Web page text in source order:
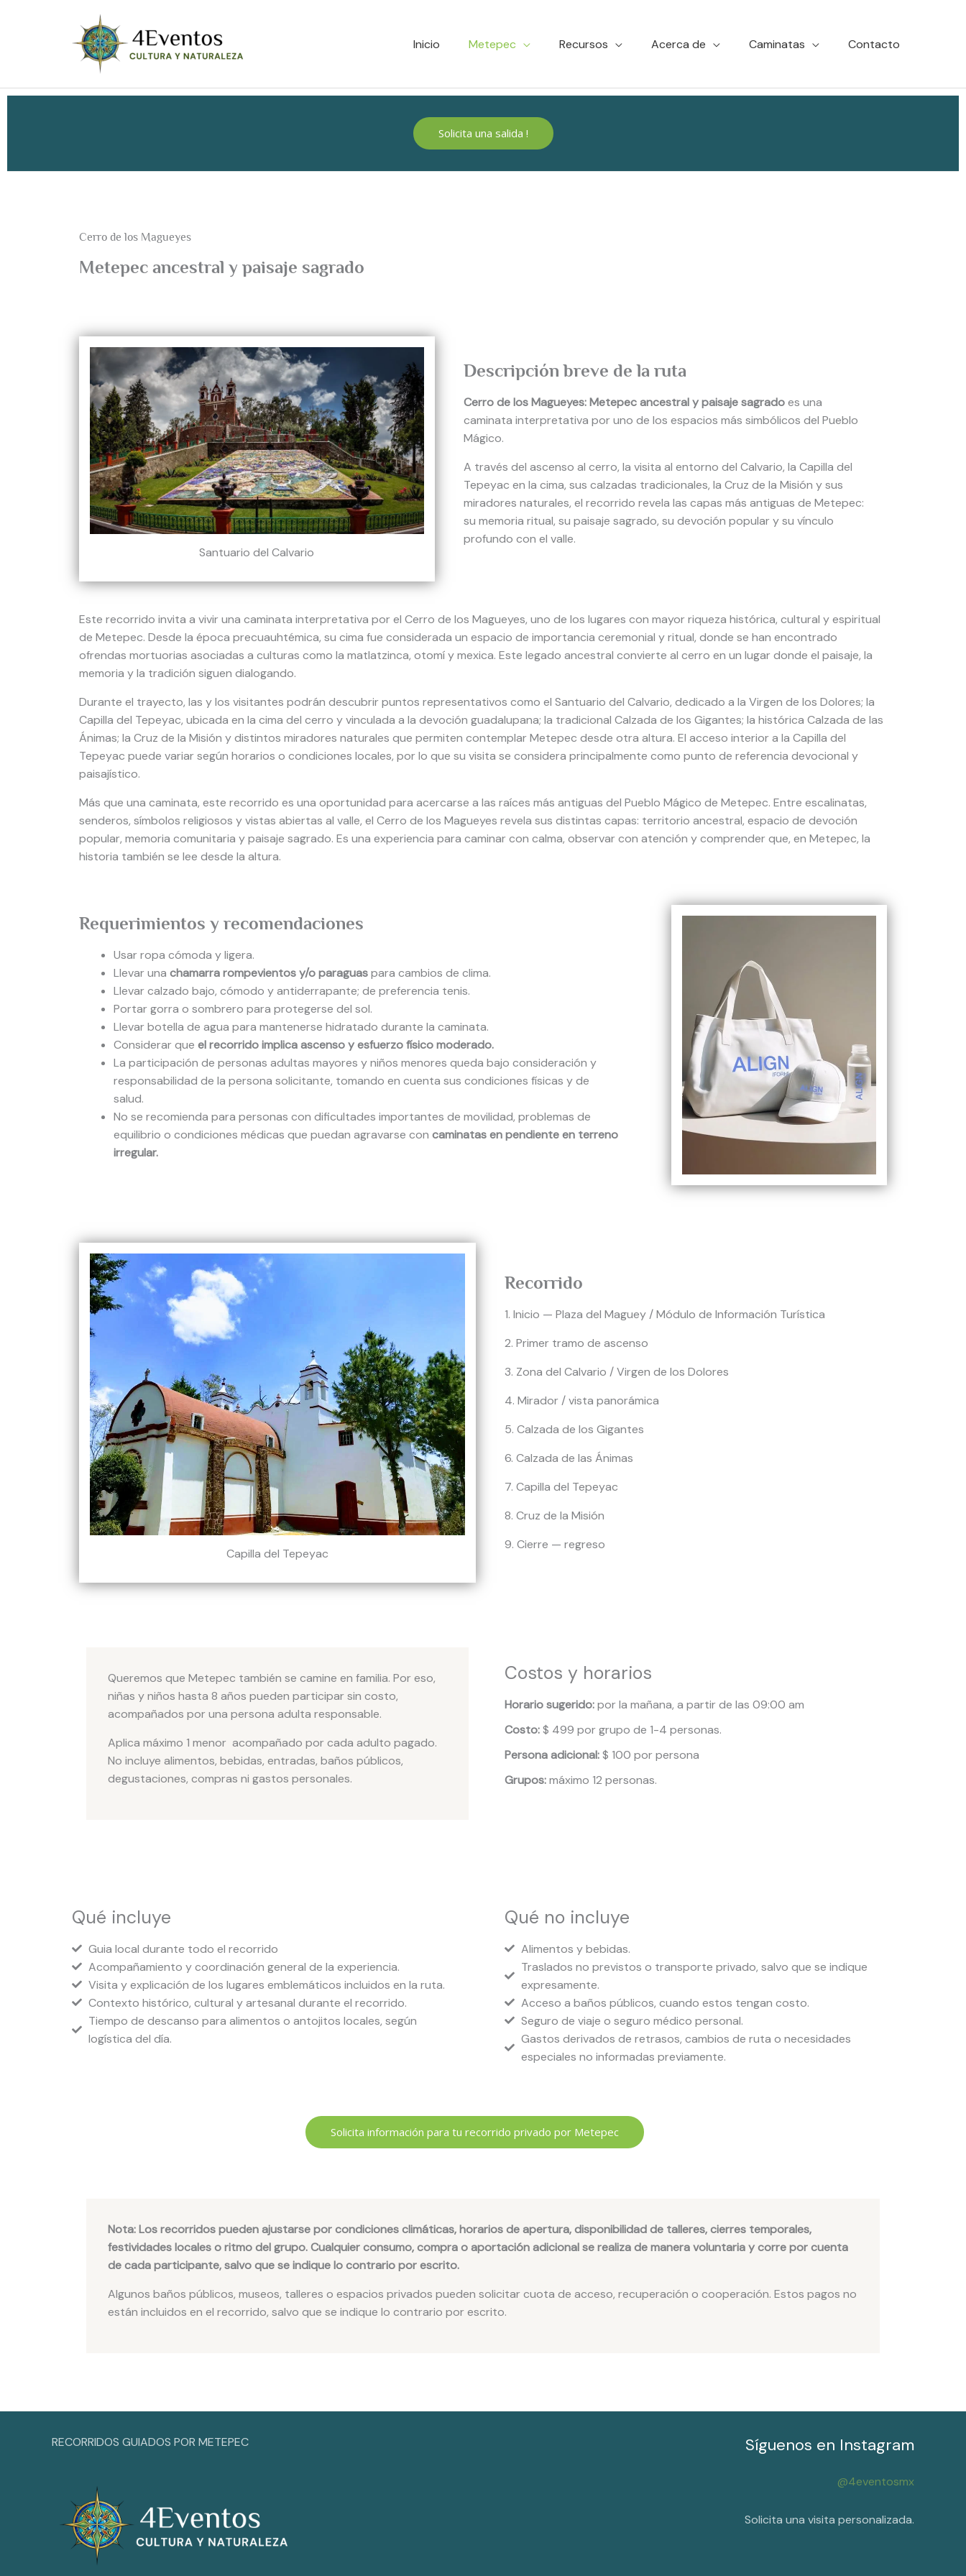
Inicio Metepec Recursos Acerca de Caminatas Contacto
Solicita una salida !
Cerro de los Magueyes
Metepec ancestral y paisaje sagrado
Santuario del Calvario
Descripción breve de la ruta
Cerro de los Magueyes: Metepec ancestral y paisaje sagradoes una
caminata interpretativa por uno de los espacios más simbólicos del Pueblo
Mágico.
A través del ascenso al cerro, la visita al entorno del Calvario, la Capilla del
Tepeyac en la cima, sus calzadas tradicionales, la Cruz de la Misión y sus
miradores naturales, el recorrido revela las capas más antiguas de Metepec:
su memoria ritual, su paisaje sagrado, su devoción popular y su vínculo
profundo con el valle.
Este recorrido invita a vivir una caminata interpretativa por el Cerro de los Magueyes, uno de los lugares con mayor riqueza histórica, cultural y espiritual
de Metepec. Desde la época precuauhtémica, su cima fue considerada un espacio de importancia ceremonial y ritual, donde se han encontrado
ofrendas mortuorias asociadas a culturas como la matlatzinca, otomí y mexica. Este legado ancestral convierte al cerro en un lugar donde el paisaje, la
memoria y la tradición siguen dialogando.
Durante el trayecto, las y los visitantes podrán descubrir puntos representativos como el Santuario del Calvario, dedicado a la Virgen de los Dolores; la
Capilla del Tepeyac, ubicada en la cima del cerro y vinculada a la devoción guadalupana; la tradicional Calzada de los Gigantes; la histórica Calzada de las
Ánimas; la Cruz de la Misión y distintos miradores naturales que permiten contemplar Metepec desde otra altura. El acceso interior a la Capilla del
Tepeyac puede variar según horarios o condiciones locales, por lo que su visita se considera principalmente como punto de referencia devocional y
paisajístico.
Más que una caminata, este recorrido es una oportunidad para acercarse a las raíces más antiguas del Pueblo Mágico de Metepec. Entre escalinatas,
senderos, símbolos religiosos y vistas abiertas al valle, el Cerro de los Magueyes revela sus distintas capas: territorio ancestral, espacio de devoción
popular, memoria comunitaria y paisaje sagrado. Es una experiencia para caminar con calma, observar con atención y comprender que, en Metepec, la
historia también se lee desde la altura.
Requerimientos y recomendaciones
Usar ropa cómoda y ligera.
Llevar una chamarra rompevientos y/o paraguaspara cambios de clima.
Llevar calzado bajo, cómodo y antiderrapante; de preferencia tenis.
Portar gorra o sombrero para protegerse del sol.
Llevar botella de agua para mantenerse hidratado durante la caminata.
Considerar que el recorrido implica ascenso y esfuerzo físico moderado.
La participación de personas adultas mayores y niños menores queda bajo consideración y
responsabilidad de la persona solicitante, tomando en cuenta sus condiciones físicas y de
salud.
No se recomienda para personas con dificultades importantes de movilidad, problemas de
equilibrio o condiciones médicas que puedan agravarse con caminatas en pendiente en terreno
irregular.
Capilla del Tepeyac
Recorrido
1. Inicio — Plaza del Maguey / Módulo de Información Turística
2. Primer tramo de ascenso
3. Zona del Calvario / Virgen de los Dolores
4. Mirador / vista panorámica
5. Calzada de los Gigantes
6. Calzada de las Ánimas
7. Capilla del Tepeyac
8. Cruz de la Misión
9. Cierre — regreso
Queremos que Metepec también se camine en familia. Por eso,
niñas y niños hasta 8 años pueden participar sin costo,
acompañados por una persona adulta responsable.
Aplica máximo 1 menor acompañado por cada adulto pagado.
No incluye alimentos, bebidas, entradas, baños públicos,
degustaciones, compras ni gastos personales.
Costos y horarios
Horario sugerido:por la mañana, a partir de las 09:00 am
Costo:$ 499 por grupo de 1-4 personas.
Persona adicional:$ 100 por persona
Grupos:máximo 12 personas.
Qué incluye
Guia local durante todo el recorrido
Acompañamiento y coordinación general de la experiencia.
Visita y explicación de los lugares emblemáticos incluidos en la ruta.
Contexto histórico, cultural y artesanal durante el recorrido.
Tiempo de descanso para alimentos o antojitos locales, según
logística del día.
Qué no incluye
Alimentos y bebidas.
Traslados no previstos o transporte privado, salvo que se indique
expresamente.
Acceso a baños públicos, cuando estos tengan costo.
Seguro de viaje o seguro médico personal.
Gastos derivados de retrasos, cambios de ruta o necesidades
especiales no informadas previamente.
Solicita información para tu recorrido privado por Metepec
Nota: Los recorridos pueden ajustarse por condiciones climáticas, horarios de apertura, disponibilidad de talleres, cierres temporales,
festividades locales o ritmo del grupo. Cualquier consumo, compra o aportación adicional se realiza de manera voluntaria y corre por cuenta
de cada participante, salvo que se indique lo contrario por escrito.
Algunos baños públicos, museos, talleres o espacios privados pueden solicitar cuota de acceso, recuperación o cooperación. Estos pagos no
están incluidos en el recorrido, salvo que se indique lo contrario por escrito.
RECORRIDOS GUIADOS POR METEPEC Síguenos en Instagram
@4eventosmx
Solicita una visita personalizada.